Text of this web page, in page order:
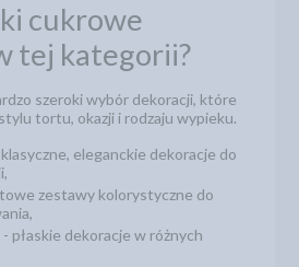
cukrowe
tej kategorii?
szeroki wybór dekoracji, które
tortu, okazji i rodzaju wypieku.
eleganckie dekoracje do
zestawy kolorystyczne do
- płaskie dekoracje w różnych